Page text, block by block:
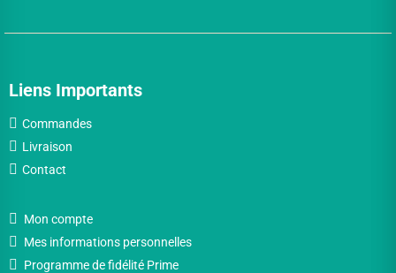
Liens Importants
Commandes
Livraison
Contact
Mon compte
Mes informations personnelles
Programme de fidélité Prime